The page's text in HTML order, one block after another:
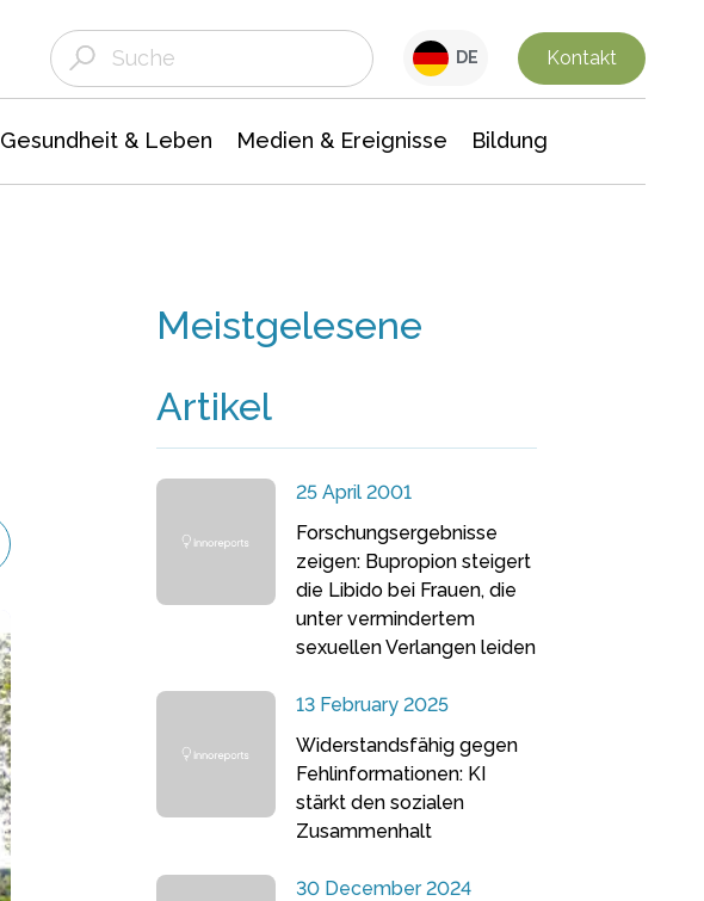
DE Kontakt
Gesundheit & Leben Medien & Ereignisse Bildung
Meistgelesene
Artikel
25 April 2001
Forschungsergebnisse
zeigen: Bupropion steigert
die Libido bei Frauen, die
unter vermindertem
sexuellen Verlangen leiden
13 February 2025
Widerstandsfähig gegen
Fehlinformationen: KI
stärkt den sozialen
Zusammenhalt
30 December 2024